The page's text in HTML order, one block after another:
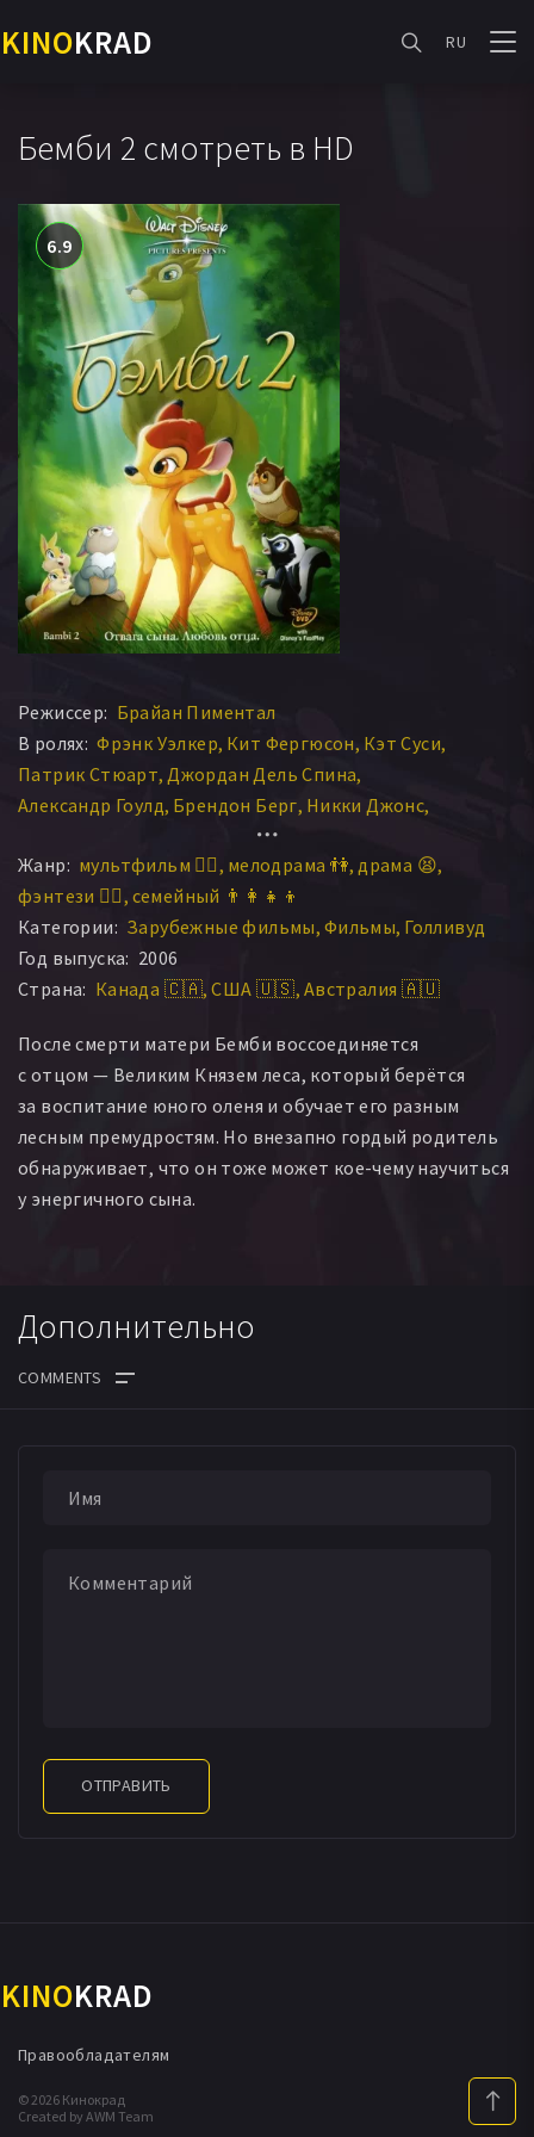
KINOKRAD RU
Бемби 2 смотреть в HD
6.9
Режиссер: Брайан Пиментал
В ролях: Фрэнк Уэлкер Кит Фергюсон Кэт Суси
Патрик Стюарт Джордан Дель Спина
Александр Гоулд Брендон Берг Никки Джонс
Энтони Гэннам
Эмма Роуз Лима Ариэль Уинтер Кри Саммер
Кэролин Хеннеси Джереми Шэда
Alexis Restrum Джордж Шенусэй
Жанр: мультфильм 🧚‍♀️ мелодрама 👫 драма 😫
фэнтези 🧝‍♂️ семейный 👨‍👩‍👧‍👦
Категории: Зарубежные фильмы Фильмы Голливуд
Год выпуска: 2006
Страна: Канада 🇨🇦 США 🇺🇸 Австралия 🇦🇺
После смерти матери Бемби воссоединяется
с отцом — Великим Князем леса, который берётся
за воспитание юного оленя и обучает его разным
лесным премудростям. Но внезапно гордый родитель
обнаруживает, что он тоже может кое-чему научиться
у энергичного сына.
Дополнительно
ОТПРАВИТЬ
KINOKRAD
© 2026 Кинокрад
Created by AWM Team
Правообладателям